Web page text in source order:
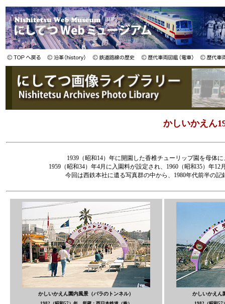
かしいかえん
1939（昭和14）年に開園した香椎チューリップ園を母体
1959（昭和34）年4月に入園料が設定され、1960（昭和35）年
今回は西鉄本社に遺る写真群の中から、1980年代前半の
かしいかえん園内風景（バラのトンネル） かしいかえん